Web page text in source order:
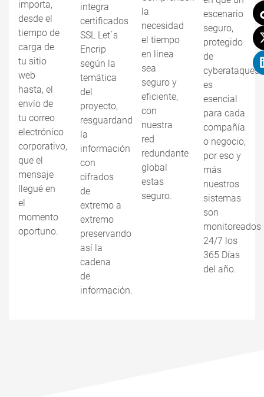
importa,
desde el
tiempo de
carga de
tu sitio
web
hasta, el
envío de
tu correo
electrónico
corporativo,
que el
mensaje
llegué en
el
momento
oportuno.
integra
certificados
SSL Let´s
Encrip
según la
temática
del
proyecto,
resguardando
la
información
con
cifrados
de
extremo a
extremo
preservando
así la
cadena
de
información.
la
necesidad
el tiempo
en linea
sea
seguro y
eficiente,
con
nuestra
red
redundante
global
estas
seguro.
escenario
seguro,
protegido
de
cyberataques
es
esencial
para cada
compañía
o negocio,
por eso y
más
nuestros
sistemas
son
monitoreados
24/7 los
365 Días
del año.